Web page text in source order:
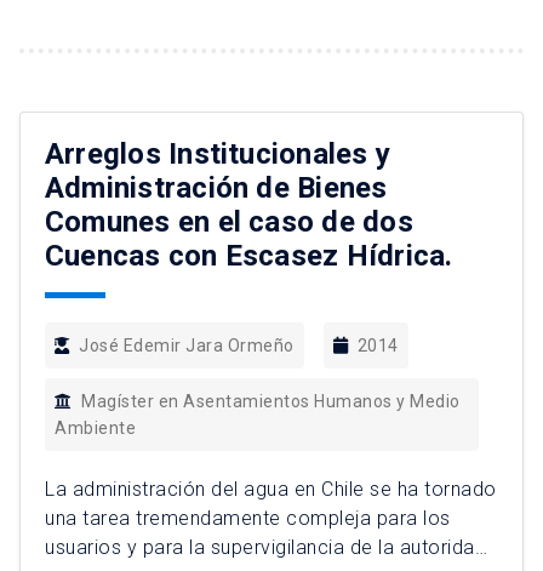
Arreglos Institucionales y
Administración de Bienes
Comunes en el caso de dos
Cuencas con Escasez Hídrica.
José Edemir Jara Ormeño 2014
Magíster en Asentamientos Humanos y Medio
Ambiente
La administración del agua en Chile se ha tornado
una tarea tremendamente compleja para los
usuarios y para la supervigilancia de la autoridad